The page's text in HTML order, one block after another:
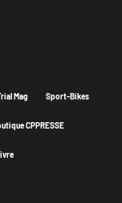
Mag Sport-Bikes
CPPRESSE